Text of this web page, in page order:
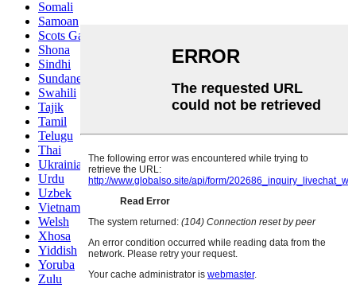
Somali
Samoan
Scots Gaelic
Shona
Sindhi
Sundanese
Swahili
Tajik
Tamil
Telugu
Thai
Ukrainian
Urdu
Uzbek
Vietnamese
Welsh
Xhosa
Yiddish
Yoruba
Zulu